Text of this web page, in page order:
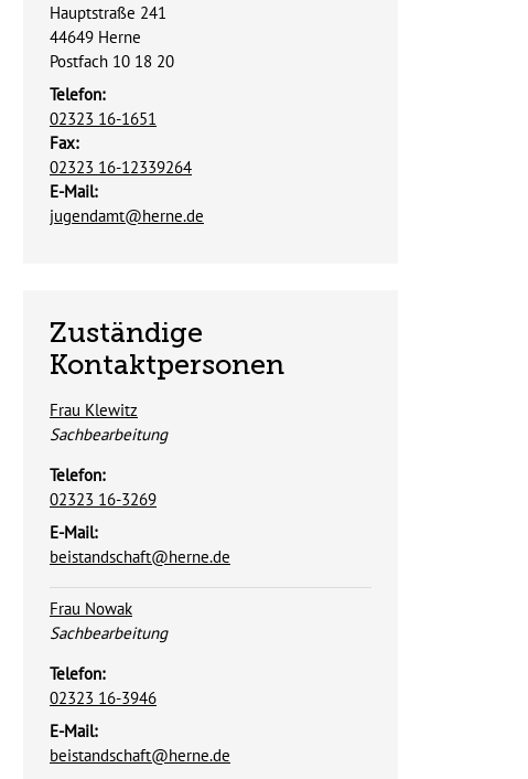
Straße:
Hauptstraße Hausnummer:
241
PLZ:
44649 Ort:
Herne
Postfach 10 18 20
Telefon:
02323 16-1651
Fax:
02323 16-12339264
E-Mail:
jugendamt@herne.de
Zuständige
Kontaktpersonen
Frau Klewitz
Position:
Sachbearbeitung
Telefon:
02323 16-3269
E-Mail:
beistandschaft@herne.de
Frau Nowak
Position:
Sachbearbeitung
Telefon:
02323 16-3946
E-Mail:
beistandschaft@herne.de